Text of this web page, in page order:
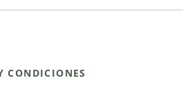
CONDICIONES